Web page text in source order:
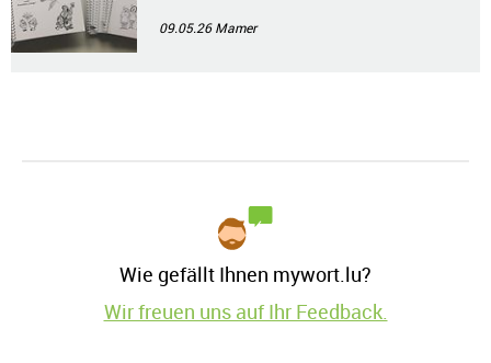
09.05.26Mamer
Wie gefällt Ihnen mywort.lu?
Wir freuen uns auf Ihr Feedback.